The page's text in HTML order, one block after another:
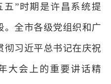
五”时期是许昌系统提
。全市各级党组织和广
彻习近平总书记在庆祝
大会上的重要讲话精